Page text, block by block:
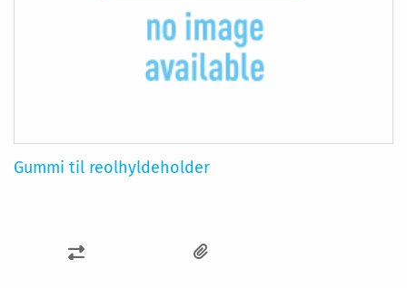
Gummi til reolhyldeholder
SAMMENLIGN